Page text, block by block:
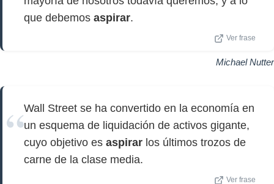
que debemos aspirar.
Ver frase
Michael Nutter
Wall Street se ha convertido en la economía en
un esquema de liquidación de activos gigante,
cuyo objetivo es aspirar los últimos trozos de
carne de la clase media.
Ver frase